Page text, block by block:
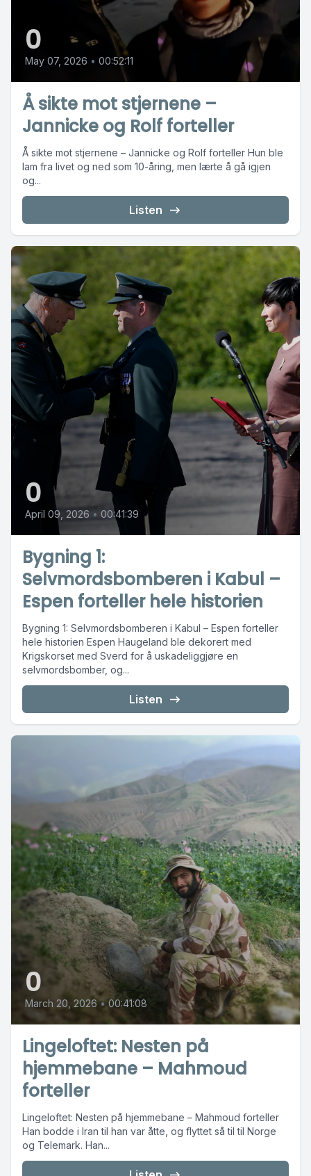
0
May 07, 2026 • 00:52:11
Å sikte mot stjernene –
Jannicke og Rolf forteller
Å sikte mot stjernene – Jannicke og Rolf forteller Hun ble
lam fra livet og ned som 10-åring, men lærte å gå igjen
og...
Listen
0
April 09, 2026 • 00:41:39
Bygning 1:
Selvmordsbomberen i Kabul –
Espen forteller hele historien
Bygning 1: Selvmordsbomberen i Kabul – Espen forteller
hele historien Espen Haugeland ble dekorert med
Krigskorset med Sverd for å uskadeliggjøre en
selvmordsbomber, og...
Listen
0
March 20, 2026 • 00:41:08
Lingeloftet: Nesten på
hjemmebane – Mahmoud
forteller
Lingeloftet: Nesten på hjemmebane – Mahmoud forteller
Han bodde i Iran til han var åtte, og flyttet så til til Norge
og Telemark. Han...